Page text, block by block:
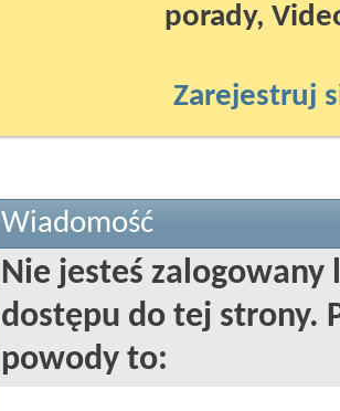
porady,
Zarejestruj
Wiadomość
Nie jesteś zalogowany
dostępu do tej strony.
powody to: